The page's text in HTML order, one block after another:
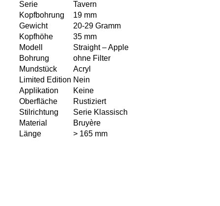
Serie
Tavern
Kopfbohrung
19 mm
Gewicht
20-29 Gramm
Kopfhöhe
35 mm
Modell
Straight – Apple
Bohrung
ohne Filter
Mundstück
Acryl
Limited Edition Nein
Applikation
Keine
Oberfläche
Rustiziert
Stilrichtung
Serie Klassisch
Material
Bruyère
Länge
> 165 mm